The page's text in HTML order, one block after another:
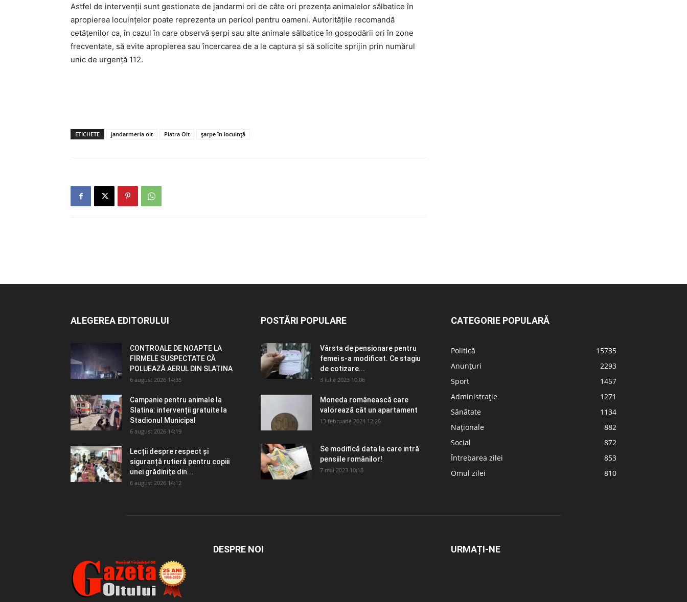
Astfel de intervenții sunt gestionate de jandarmi ori de câte ori prezența animalelor sălbatice în
apropierea locuințelor poate reprezenta un pericol pentru oameni. Autoritățile recomandă
cetățenilor ca, în cazul în care observă șerpi sau alte animale sălbatice în gospodării ori în zone
frecventate, să evite apropierea sau încercarea de a le captura și să solicite sprijin prin numărul
unic de urgență 112.
ETICHETE jandarmeria olt Piatra Olt șarpe în locuință
ALEGEREA EDITORULUI
CONTROALE DE NOAPTE LA
FIRMELE SUSPECTATE CĂ
POLUEAZĂ AERUL DIN SLATINA
6 august 2026 14:35
Campanie pentru animale la
Slatina: intervenții gratuite la
Stadionul Municipal
6 august 2026 14:19
Lecții despre respect și
siguranță rutieră pentru copiii
unei grădinițe din...
6 august 2026 14:12
POSTĂRI POPULARE
Vârsta de pensionare pentru
femei s-a modificat. Ce stagiu
de cotizare...
3 iulie 2023 10:06
Moneda românească care
valorează cât un apartament
13 februarie 2024 12:26
Se modifică data la care intră
pensiile românilor!
7 mai 2023 10:18
CATEGORIE POPULARĂ
Politică
15735
Anunțuri
2293
Sport
1457
Administrație
1271
Sănătate
1134
Naționale
882
Social
872
Întrebarea zilei
853
Omul zilei
810
DESPRE NOI URMAȚI-NE